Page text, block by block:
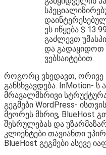
ეს იწყება $
გაძლევთ
და გადაყიდოთ
ვებსაიტებით.
როგორც ვხედავთ, ორივე
განსხვავდება. InMotion-
მრავალმხრივი
გეგმები WordPress-
მეორეს მხრივ, BlueHost
შესრულებას და
კლიენტები თავიანთი
BlueHost გეგმები ასევე